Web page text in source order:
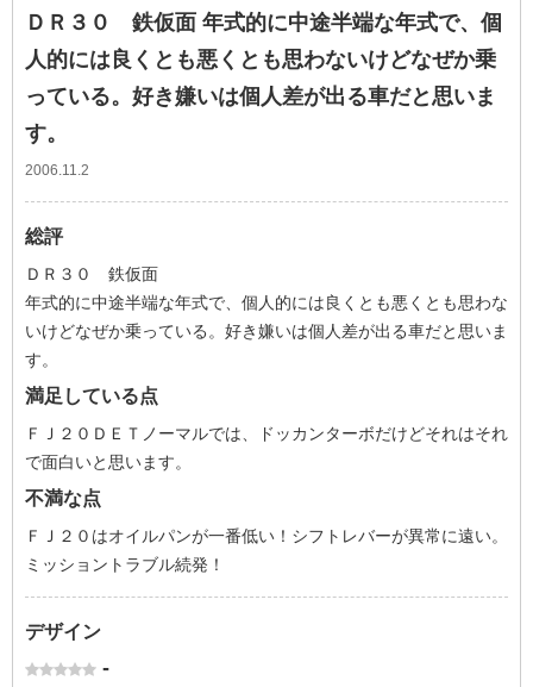
ＤＲ３０ 鉄仮面 年式的に中途半端な年式で、個
人的には良くとも悪くとも思わないけどなぜか乗
っている。好き嫌いは個人差が出る車だと思いま
す。
2006.11.2
総評
ＤＲ３０ 鉄仮面
年式的に中途半端な年式で、個人的には良くとも悪くとも思わな
いけどなぜか乗っている。好き嫌いは個人差が出る車だと思いま
す。
満足している点
ＦＪ２０ＤＥＴノーマルでは、ドッカンターボだけどそれはそれ
で面白いと思います。
不満な点
ＦＪ２０はオイルパンが一番低い！シフトレバーが異常に遠い。
ミッショントラブル続発！
デザイン
-